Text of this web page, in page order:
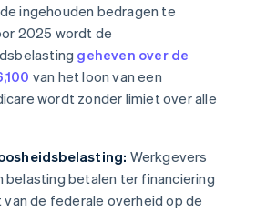
ingehouden bedragen te
2025 wordt de
geheven over de
van het loon van een
wordt zonder limiet over alle
Werkgevers
belasting betalen ter financiering
de federale overheid op de